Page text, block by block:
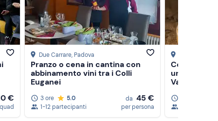
€
Due Carrare, Padova
Pranzo o cena in cantina con
abbinamento vini tra i Colli
Euganei
3 ore
5.0
1-12 partecipanti
da 45 €
per persona
Cena o
una
Valpolicella